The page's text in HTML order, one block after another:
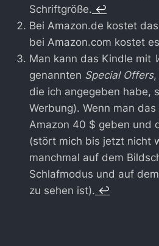
Schriftgröße. ↩
Bei Amazon.de kostet
bei Amazon.com kostet
Man kann das Kindle mit
genannten Special Offers,
die ich angegeben habe,
Werbung). Wenn man
Amazon 40 $ geben und
(stört mich bis jetzt nicht
manchmal auf dem
Schlafmodus und auf
zu sehen ist). ↩